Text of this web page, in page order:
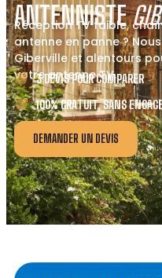
ANTENNISTE
Réception TV faible,
antenne en panne ?
Giberville et alentours
votre antenne TV.
3 DEVIS POUR COMPARER
100% GRATUIT, SANS
DEMANDER UN DEVIS